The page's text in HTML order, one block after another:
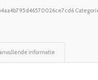
informatie